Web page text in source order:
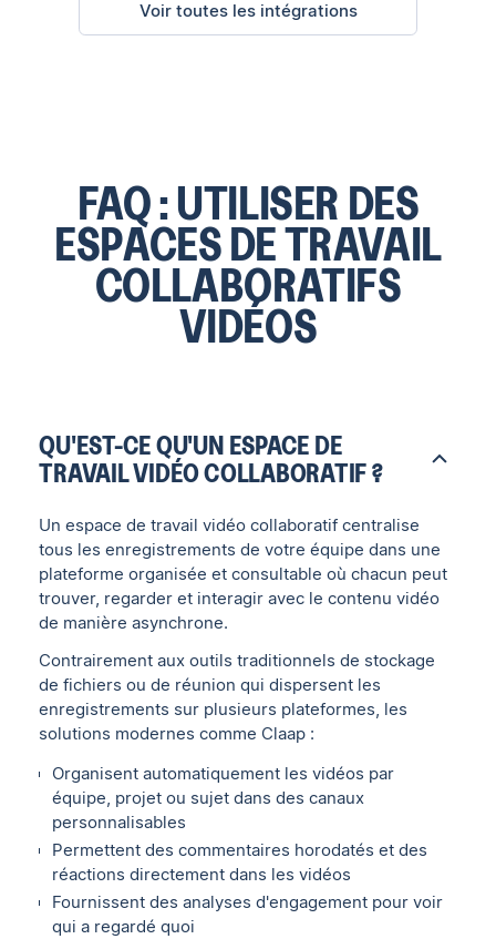
Voir toutes les intégrations
FAQ : UTILISER DES
ESPACES DE TRAVAIL
COLLABORATIFS
VIDÉOS
QU'EST-CE QU'UN ESPACE DE
TRAVAIL VIDÉO COLLABORATIF ?
Un espace de travail vidéo collaboratif centralise
tous les enregistrements de votre équipe dans une
plateforme organisée et consultable où chacun peut
trouver, regarder et interagir avec le contenu vidéo
de manière asynchrone.
Contrairement aux outils traditionnels de stockage
de fichiers ou de réunion qui dispersent les
enregistrements sur plusieurs plateformes, les
solutions modernes comme Claap :
Organisent automatiquement les vidéos par
équipe, projet ou sujet dans des canaux
personnalisables
Permettent des commentaires horodatés et des
réactions directement dans les vidéos
Fournissent des analyses d'engagement pour voir
qui a regardé quoi